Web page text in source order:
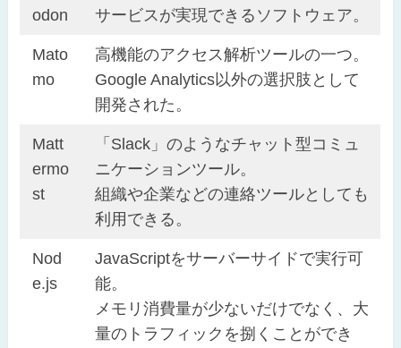
odon
サービスが実現できるソフトウェア。
Mato
mo
高機能のアクセス解析ツールの一つ。
Google Analytics以外の選択肢として
開発された。
Matt
ermo
st
「Slack」のようなチャット型コミュ
ニケーションツール。
組織や企業などの連絡ツールとしても
利用できる。
Nod
e.js
JavaScriptをサーバーサイドで実行可
能。
メモリ消費量が少ないだけでなく、大
量のトラフィックを捌くことができ